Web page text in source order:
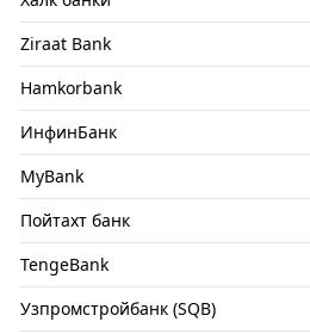
Ziraat Bank
Hamkorbank
ИнфинБанк
MyBank
Пойтахт банк
TengeBank
Узпромстройбанк (SQB)